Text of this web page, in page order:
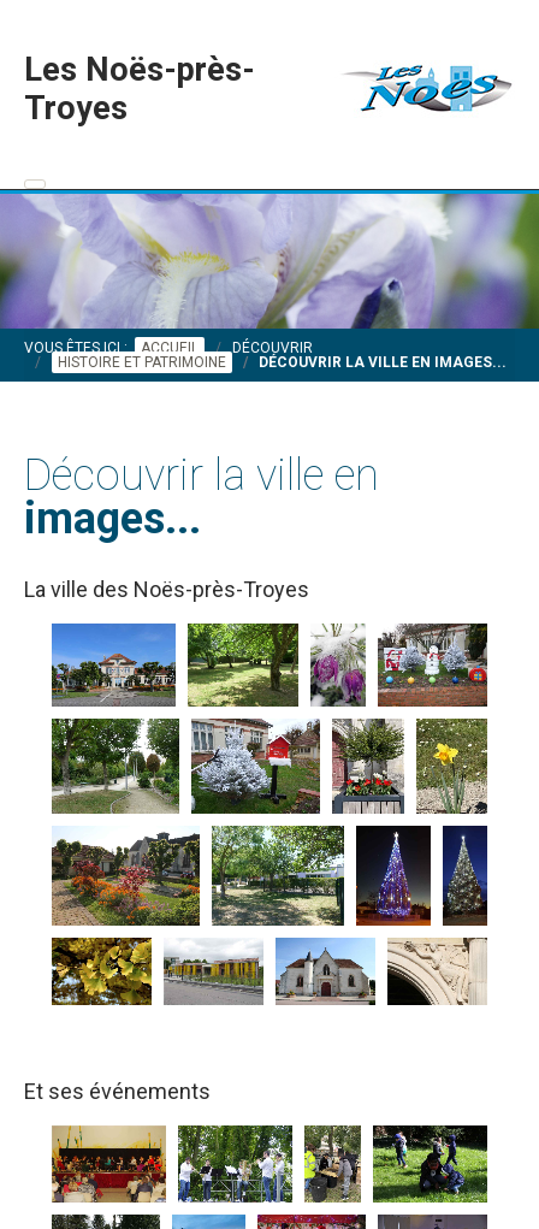
Les Noës-près-
Troyes
VOUS ÊTES ICI : ACCUEIL
DÉCOUVRIR
HISTOIRE ET PATRIMOINE
DÉCOUVRIR LA VILLE EN IMAGES...
Découvrir la ville en
images...
La ville des Noës-près-Troyes
Et ses événements